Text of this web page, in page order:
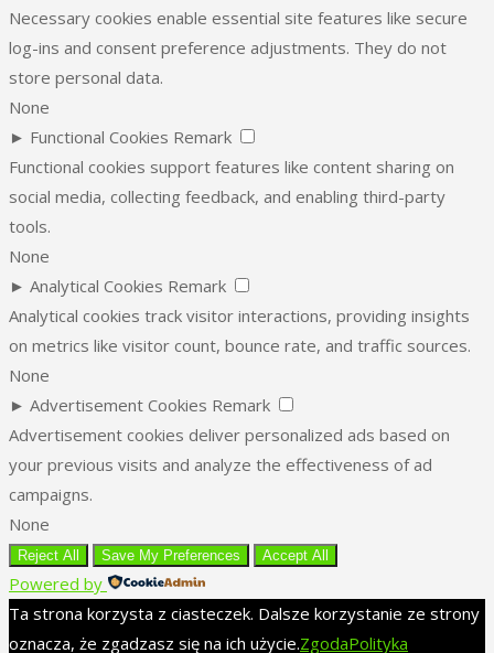
Necessary cookies enable essential site features like secure
log-ins and consent preference adjustments. They do not
store personal data.
None
► Functional Cookies Remark
Functional cookies support features like content sharing on
social media, collecting feedback, and enabling third-party
tools.
None
► Analytical Cookies Remark
Analytical cookies track visitor interactions, providing insights
on metrics like visitor count, bounce rate, and traffic sources.
None
► Advertisement Cookies Remark
Advertisement cookies deliver personalized ads based on
your previous visits and analyze the effectiveness of ad
campaigns.
None
Reject All Save My Preferences Accept All
Powered by
Ta strona korzysta z ciasteczek. Dalsze korzystanie ze strony
oznacza, że zgadzasz się na ich użycie.ZgodaPolityka